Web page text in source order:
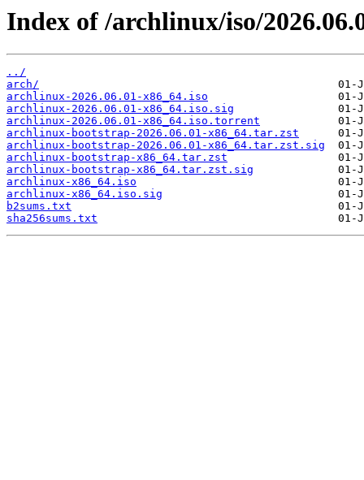
Index of /archlinux/iso/
../
arch/
archlinux-2026.06.01-x86_64.iso
archlinux-2026.06.01-x86_64.iso.sig
archlinux-2026.06.01-x86_64.iso.torrent
archlinux-bootstrap-2026.06.01-x86_64.tar.zst
archlinux-bootstrap-2026.06.01-x86_64.tar.zst.sig
archlinux-bootstrap-x86_64.tar.zst
archlinux-bootstrap-x86_64.tar.zst.sig
archlinux-x86_64.iso
archlinux-x86_64.iso.sig
b2sums.txt
sha256sums.txt